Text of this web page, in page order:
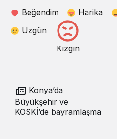
Beğendim Harika
Üzgün
Kızgın
Konya’da
Büyükşehir ve
KOSKİ’de bayramlaşma